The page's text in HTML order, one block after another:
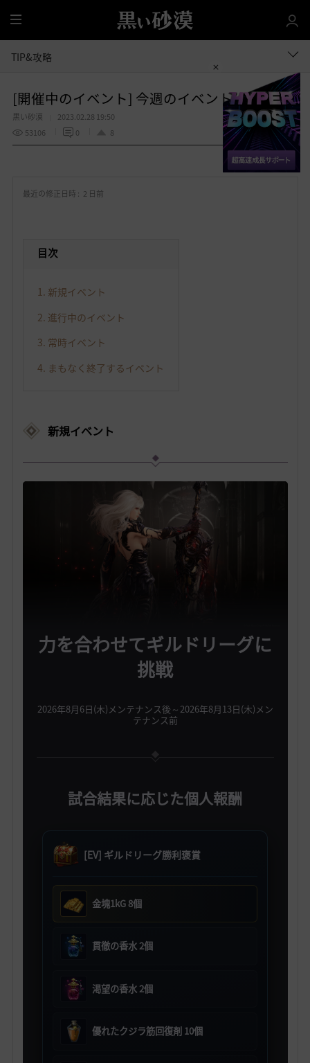
全
体
TIP&攻略
[開催中のイベント] 今週のイベントは？
黒い砂漠
2023.02.28 19:50
53106
0 8
お 共有する
最近の修正日時 : 2 日前
目次
1. 新規イベント
2. 進行中のイベント
3. 常時イベント
4. まもなく終了するイベント
新規イベント
力を合わせてギルドリーグに
挑戦
2026年8月6日(木)メンテナンス後～2026年8月13日(木)メン
テナンス前
試合結果に応じた個人報酬
[EV] ギルドリーグ勝利褒賞
金塊1kG 8個
貫徹の香水 2個
渇望の香水 2個
優れたクジラ筋回復剤 10個